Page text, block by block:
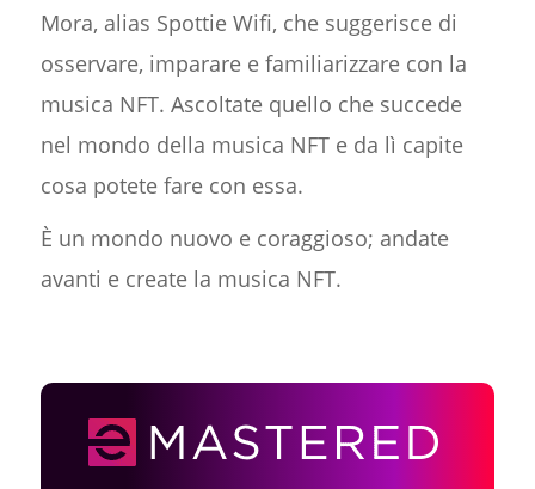
Mora, alias Spottie Wifi, che suggerisce di
osservare, imparare e familiarizzare con la
musica NFT. Ascoltate quello che succede
nel mondo della musica NFT e da lì capite
cosa potete fare con essa.
È un mondo nuovo e coraggioso; andate
avanti e create la musica NFT.